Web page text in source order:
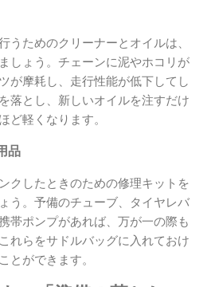
うためのクリーナーとオイルは、
しょう。チェーンに泥やホコリが
が摩耗し、走行性能が低下してし
落とし、新しいオイルを注すだけ
ど軽くなります。
品
クしたときのための修理キットを
う。予備のチューブ、タイヤレバ
帯ポンプがあれば、万が一の際も
れらをサドルバッグに入れておけ
とができます。